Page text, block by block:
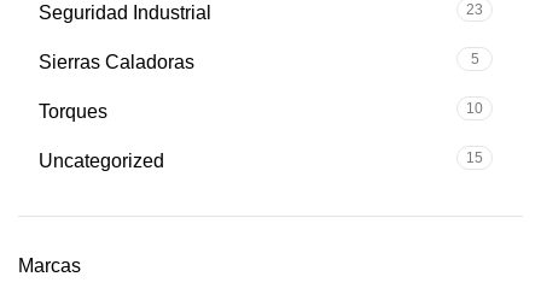
Seguridad Industrial 23
Sierras Caladoras 5
Torques 10
Uncategorized 15
Marcas